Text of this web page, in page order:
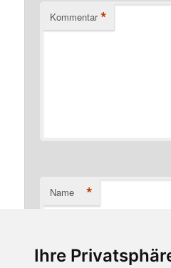
Ihre
Kommentar *
Name *
E-Mail-Adresse *